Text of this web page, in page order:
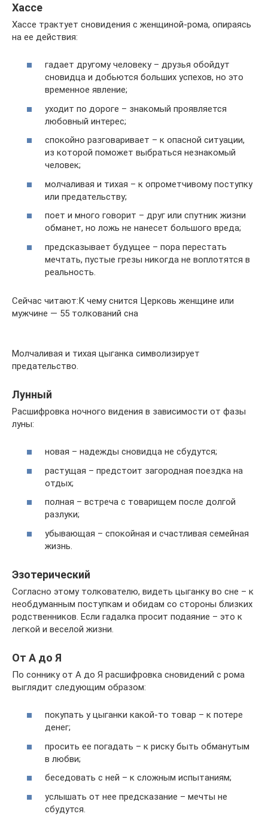
Хассе
Хассе трактует сновидения с женщиной-рома, опираясь
на ее действия:
гадает другому человеку – друзья обойдут
сновидца и добьются больших успехов, но это
временное явление;
уходит по дороге – знакомый проявляется
любовный интерес;
спокойно разговаривает – к опасной ситуации,
из которой поможет выбраться незнакомый
человек;
молчаливая и тихая – к опрометчивому поступку
или предательству;
поет и много говорит – друг или спутник жизни
обманет, но ложь не нанесет большого вреда;
предсказывает будущее – пора перестать
мечтать, пустые грезы никогда не воплотятся в
реальность.
Сейчас читают:К чему снится Церковь женщине или
мужчине — 55 толкований сна
Молчаливая и тихая цыганка символизирует
предательство.
Лунный
Расшифровка ночного видения в зависимости от фазы
луны:
новая – надежды сновидца не сбудутся;
растущая – предстоит загородная поездка на
отдых;
полная – встреча с товарищем после долгой
разлуки;
убывающая – спокойная и счастливая семейная
жизнь.
Эзотерический
Согласно этому толкователю, видеть цыганку во сне – к
необдуманным поступкам и обидам со стороны близких
родственников. Если гадалка просит подаяние – это к
легкой и веселой жизни.
От А до Я
По соннику от А до Я расшифровка сновидений с рома
выглядит следующим образом:
покупать у цыганки какой-то товар – к потере
денег;
просить ее погадать – к риску быть обманутым
в любви;
беседовать с ней – к сложным испытаниям;
услышать от нее предсказание – мечты не
сбудутся.